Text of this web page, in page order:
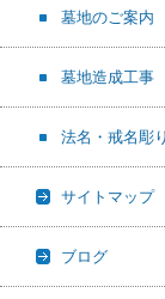
墓地のご案内
墓地造成工事
法名・戒名彫り
サイトマップ
ブログ